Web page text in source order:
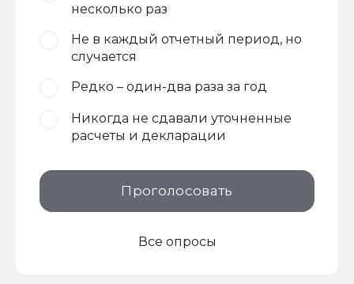
несколько раз
Не в каждый отчетный период, но
случается
Редко – один-два раза за год
Никогда не сдавали уточненные
расчеты и декларации
Проголосовать
Все опросы